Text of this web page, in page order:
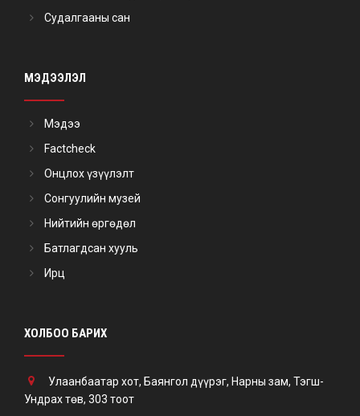
Судалгааны сан
МЭДЭЭЛЭЛ
Мэдээ
Factcheck
Онцлох үзүүлэлт
Сонгуулийн музей
Нийтийн өргөдөл
Батлагдсан хууль
Ирц
ХОЛБОО БАРИХ
Улаанбаатар хот, Баянгол дүүрэг, Нарны зам, Тэгш-
Ундрах төв, 303 тоот